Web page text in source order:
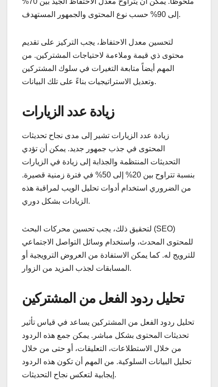
إلى 90% حسب نوع المحتوى والجمهور المستهدف.
لتحسين معدل الاحتفاظ، يجب التركيز على تقديم
محتوى ذي قيمة وملاءمة لاحتياجات المشتركين. من
المهم أيضاً متابعة التغيرات في سلوك المشتركين
وتعديل الاستراتيجيات بناءً على تلك البيانات.
زيادة عدد الزيارات
زيادة عدد الزيارات تشير إلى مدى نجاح تحديثات
المحتوى في جذب جمهور جديد. يمكن أن تؤدي
التحديثات المنتظمة والجذابة إلى زيادة في الزيارات
بنسبة تتراوح بين 20% إلى 50% في فترة زمنية قصيرة.
من الضروري استخدام أدوات تحليل الويب لمراقبة هذه
الزيادات بشكل دوري.
لتحقيق ذلك، يجب تحسين محركات البحث (SEO)
للمحتوى المحدث، واستخدام وسائل التواصل الاجتماعي
للترويج له. كما يمكن الاستفادة من العروض الترويجية أو
المسابقات لجذب المزيد من الزوار.
تحليل ردود الفعل من المشتركين
تحليل ردود الفعل من المشتركين يساعد في قياس تأثير
تحديثات المحتوى بشكل مباشر. يمكن جمع هذه الردود
من خلال الاستطلاعات، التعليقات، أو حتى من خلال
تحليل البيانات السلوكية. من المهم أن تكون هذه الردود
إيجابية لتعكس نجاح التحديثات.